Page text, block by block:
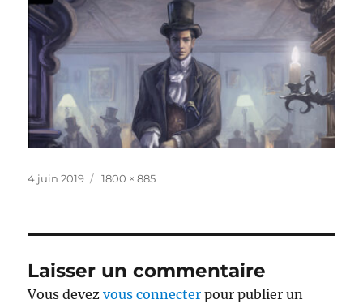
Publié
4 juin 2019
Taille
1800 × 885
Laisser un commentaire
Vous devezvous connecter pour publier un